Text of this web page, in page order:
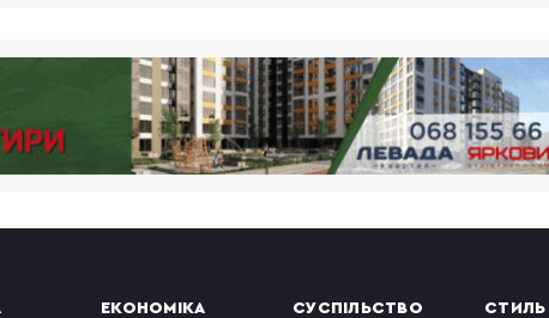
ЕКОНОМІКА СУСПІЛЬСТВО